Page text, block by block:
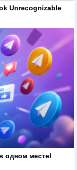
Unrecognizable
одном месте!